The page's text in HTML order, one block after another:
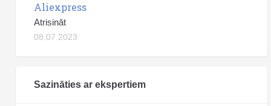
Aliexpress
Atrisināt
08.07.2023
Sazināties ar ekspertiem